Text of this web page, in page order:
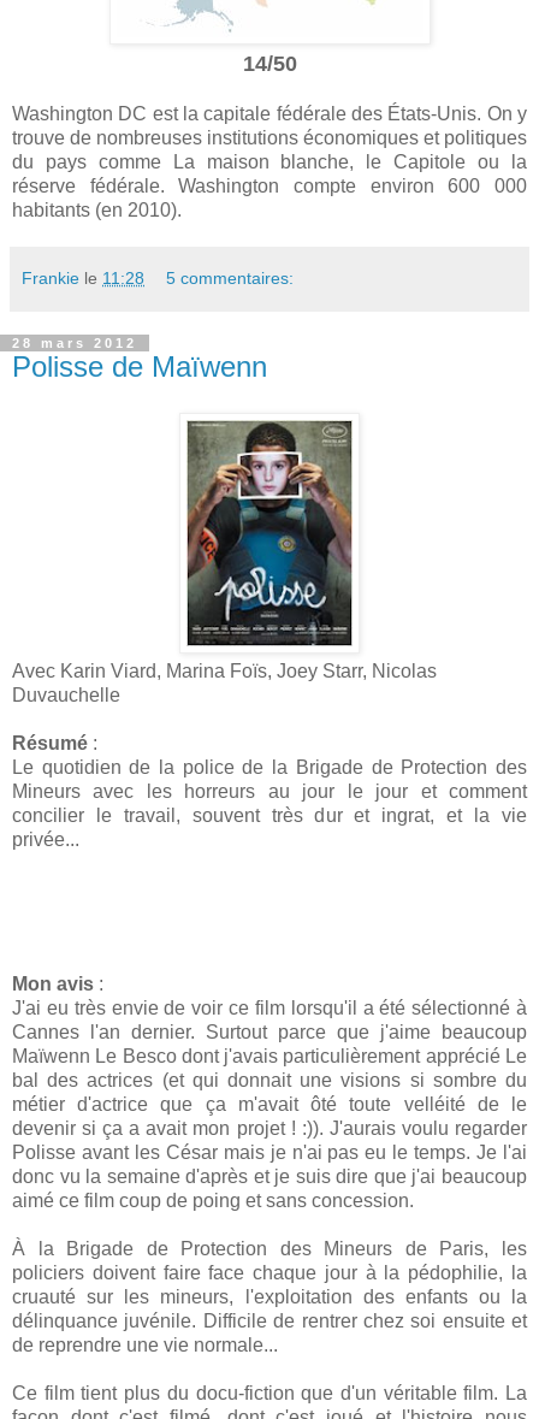
14/50
Washington DC est la capitale fédérale des États-Unis. On y
trouve de nombreuses institutions économiques et politiques
du pays comme La maison blanche, le Capitole ou la
réserve fédérale. Washington compte environ 600 000
habitants (en 2010).
Frankie le 11:28 5 commentaires:
28 mars 2012
Polisse de Maïwenn
Avec Karin Viard, Marina Foïs, Joey Starr, Nicolas
Duvauchelle
Résumé :
Le quotidien de la police de la Brigade de Protection des
Mineurs avec les horreurs au jour le jour et comment
concilier le travail, souvent très dur et ingrat, et la vie
privée...
Mon avis :
J'ai eu très envie de voir ce film lorsqu'il a été sélectionné à
Cannes l'an dernier. Surtout parce que j'aime beaucoup
Maïwenn Le Besco dont j'avais particulièrement apprécié Le
bal des actrices (et qui donnait une visions si sombre du
métier d'actrice que ça m'avait ôté toute velléité de le
devenir si ça a avait mon projet ! :)). J'aurais voulu regarder
Polisse avant les César mais je n'ai pas eu le temps. Je l'ai
donc vu la semaine d'après et je suis dire que j'ai beaucoup
aimé ce film coup de poing et sans concession.
À la Brigade de Protection des Mineurs de Paris, les
policiers doivent faire face chaque jour à la pédophilie, la
cruauté sur les mineurs, l'exploitation des enfants ou la
délinquance juvénile. Difficile de rentrer chez soi ensuite et
de reprendre une vie normale...
Ce film tient plus du docu-fiction que d'un véritable film. La